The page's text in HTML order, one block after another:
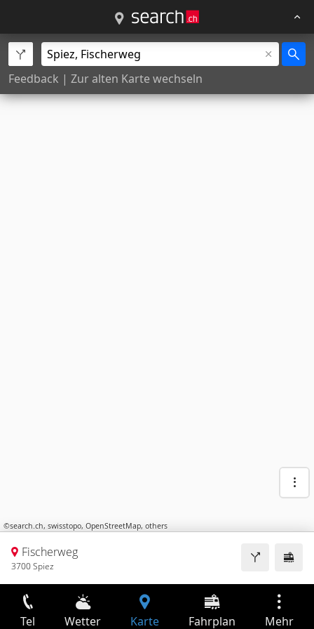
Feedback | Zur alten Karte wechseln
©search.ch, swisstopo, OpenStreetMap, others
Fischerweg
3700 Spiez
Tel Wetter Karte Fahrplan Mehr